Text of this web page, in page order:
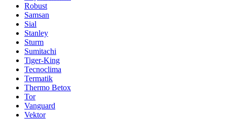
Robust
Samsan
Sial
Stanley
Sturm
Sumitachi
Tiger-King
Tecnoclima
Termatik
Thermo Betox
Tor
Vanguard
Vektor